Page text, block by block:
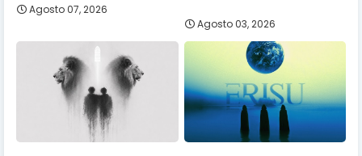
Agosto 07, 2026
Agosto 03, 2026